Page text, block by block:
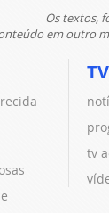
Os textos,
em outro
tv